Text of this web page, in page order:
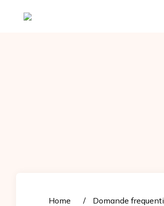
Tattoomuse.it
Home Domande frequenti